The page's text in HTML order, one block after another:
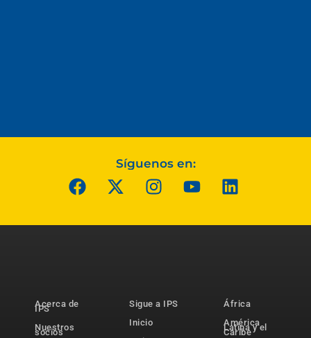
Síguenos en:
Acerca de
IPS
Nuestros
socios
Sigue a IPS
Inicio
África
América
Latina y el
Caribe